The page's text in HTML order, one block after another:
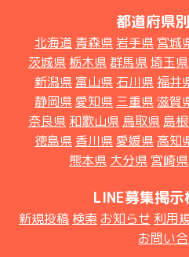
都道府県
北海道 青森県 岩手県 宮城
茨城県 栃木県群馬県埼玉県
新潟県 富山県 石川県福井
静岡県愛知県 三重県滋賀
奈良県 和歌山県 鳥取県 島
徳島県 香川県愛媛県 高知
熊本県 大分県 宮崎県
LINE募集掲
新規投稿 検索 お知らせ 利用
お問い